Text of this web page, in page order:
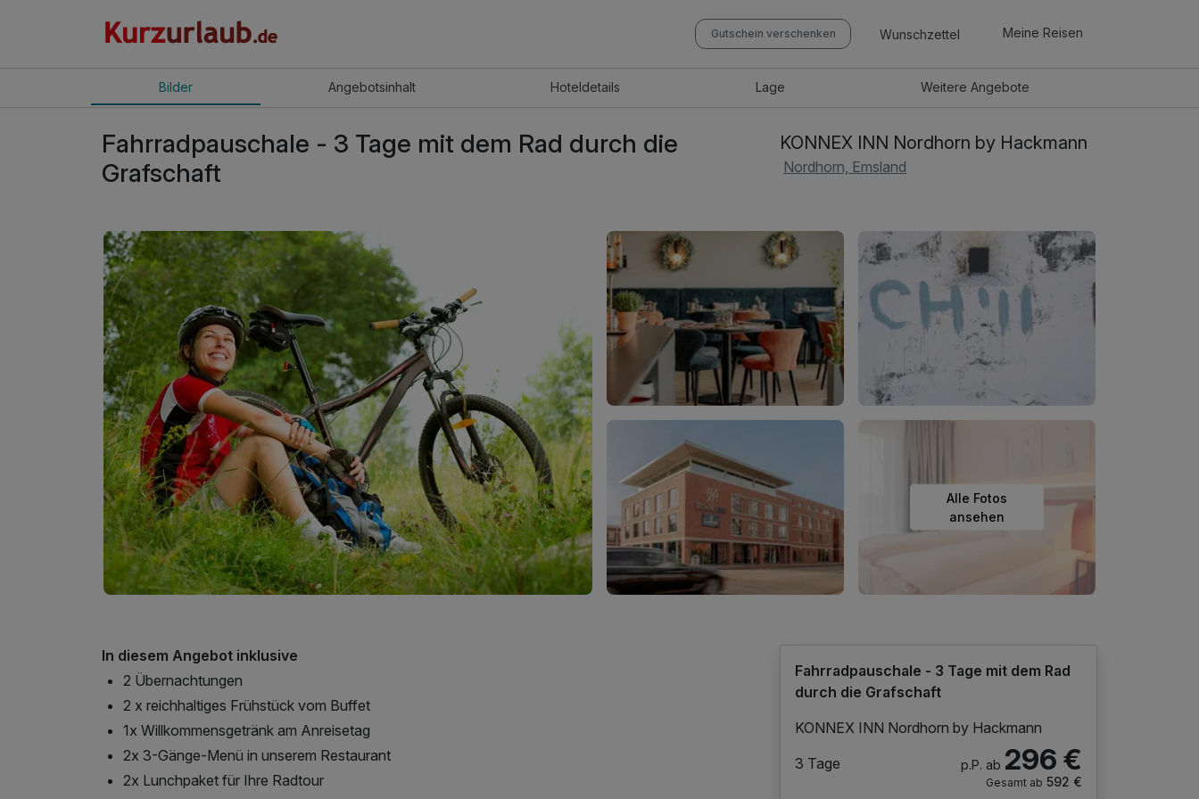
Gutschein verschenken Wunschzettel Meine Reisen
Bilder Angebotsinhalt Hoteldetails Lage WeitereAngebote
Fahrradpauschale - 3 Tage mit dem Rad durch die
Grafschaft
KONNEX INN Nordhorn by Hackmann
Nordhorn, Emsland
Alle Fotos
ansehen
In diesem Angebot inklusive
2 Übernachtungen
2 x reichhaltiges Frühstück vom Buffet
1x Willkommensgetränk am Anreisetag
2x 3-Gänge-Menü in unserem Restaurant
2x Lunchpaket für Ihre Radtour
Fahrradpauschale - 3 Tage mit dem Rad
durch die Grafschaft
KONNEX INN Nordhorn by Hackmann
3 Tage
p.P. ab 296 €
Gesamt ab 592 €